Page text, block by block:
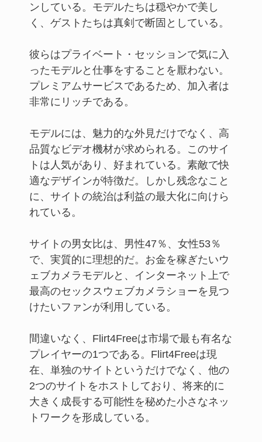
ンしている。モデルたちは穏やかで美し
く、ゲストたちは真剣で断固としている。
彼らはプライベート・セッションで気に入
ったモデルと仕事をすることを厭わない。
プレミアムサービスであるため、加入者は
非常にリッチである。
モデルには、魅力的な外見だけでなく、高
品質なビデオ機材が求められる。このサイ
トは人気があり、好まれている。素敵で快
適なデザインが特徴だ。しかし残念なこと
に、サイトの統治は利益の最大化に向けら
れている。
サイトの男女比は、男性47％、女性53％
で、実質的に理想的だ。お金を稼ぎたいウ
ェブカメラモデルと、インターネット上で
最高のセックスウェブカメラショーを見つ
けたいファンが利用している。
間違いなく、Flirt4Freeは市場で最も有名な
プレイヤーの1つである。Flirt4Freeは現
在、単独のサイトというだけでなく、他の
2つのサイトをホストしており、将来的に
大きく成長する可能性を秘めた小さなネッ
トワークを形成している。